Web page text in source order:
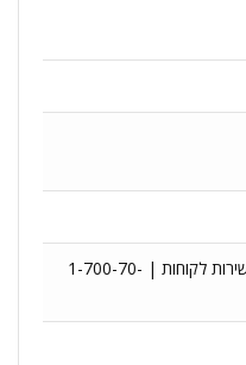
Apple | שירות לקוחות | 1-700-70-